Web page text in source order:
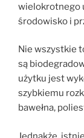
wielokrotnego
środowisko i
Nie wszystkie
są
użytku jest
szybkiemu
bawełna,